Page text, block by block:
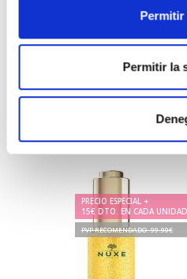
Permitir
Permitir la
- Familias de producto -
Otros productos de
PRECIO ESPECIAL +
15€ DTO. EN CADA UNIDAD
PVP RECOMENDADO. 99.90€